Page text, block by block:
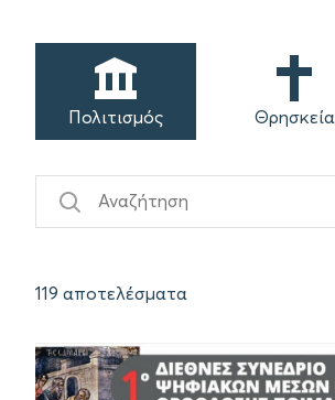
Πολιτισμός Θρησκεία
119 αποτελέσματα